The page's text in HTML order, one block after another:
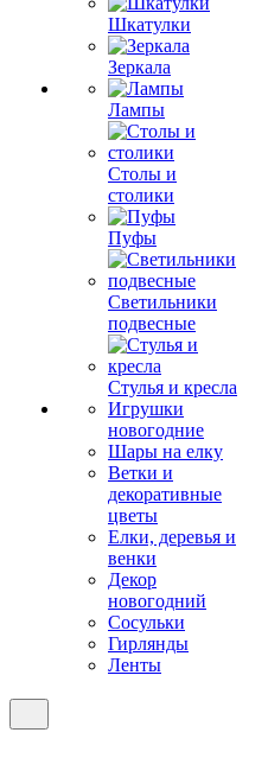
Шкатулки
Зеркала
Лампы
Столы и
столики
Пуфы
Светильники
подвесные
Стулья и кресла
Игрушки
новогодние
Шары на елку
Ветки и
декоративные
цветы
Елки, деревья и
венки
Декор
новогодний
Сосульки
Гирлянды
Ленты